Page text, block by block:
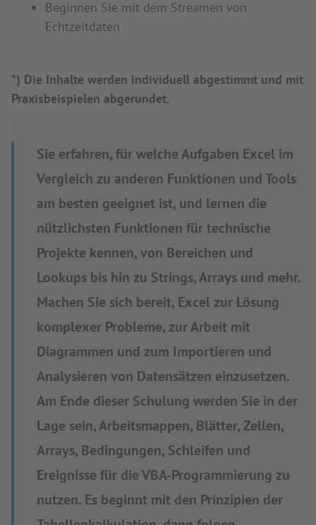
Beginnen Sie mit dem Streamen von
Echtzeitdaten
*) Die Inhalte werden individuell abgestimmt und mit
Praxisbeispielen abgerundet.
Sie erfahren, für welche Aufgaben Excel im
Vergleich zu anderen Funktionen und Tools
am besten geeignet ist, und lernen die
nützlichsten Funktionen für technische
Projekte kennen, von Bereichen und
Lookups bis hin zu Strings, Arrays und mehr.
Machen Sie sich bereit, Excel zur Lösung
komplexer Probleme, zur Arbeit mit
Diagrammen und zum Importieren und
Analysieren von Datensätzen einzusetzen.
Am Ende dieser Schulung werden Sie in der
Lage sein, Arbeitsmappen, Blätter, Zellen,
Arrays, Bedingungen, Schleifen und
Ereignisse für die VBA-Programmierung zu
nutzen. Es beginnt mit den Prinzipien der